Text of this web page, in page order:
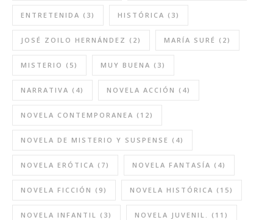
ENTRETENIDA (3) HISTÓRICA (3)
JOSÉ ZOILO HERNÁNDEZ (2) MARÍA SURÉ (2)
MISTERIO (5) MUY BUENA (3)
NARRATIVA (4) NOVELA ACCIÓN (4)
NOVELA CONTEMPORANEA (12)
NOVELA DE MISTERIO Y SUSPENSE (4)
NOVELA ERÓTICA (7) NOVELA FANTASÍA (4)
NOVELA FICCIÓN (9) NOVELA HISTÓRICA (15)
NOVELA INFANTIL (3) NOVELA JUVENIL. (11)